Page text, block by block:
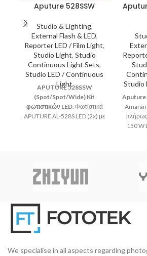
Aputure 528SSW
Studio & Lighting,
External Flash & LED,
Reporter LED / Film Light,
Studio Light, Studio
Continuous Light Sets,
Studio LED / Continuous
Light
APUTURE 528SSW
(Spot/Spot/Wide) Kit
φωτιστικών LED. Φωτιστικά
APUTURE AL-528S LED (2x) με
χρωματικά πιστό και φυσικό
αποτέλεσμα
Studio
Aputure
Amaran
πλήρως
150 W
We specialise in all aspects regarding